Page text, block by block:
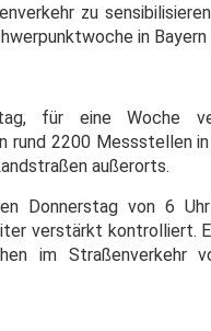
zu
in
für eine Woche
rund 2200 Messstellen
außerorts.
Donnerstag von 6
verstärkt kontrolliert.
im Straßenverkehr